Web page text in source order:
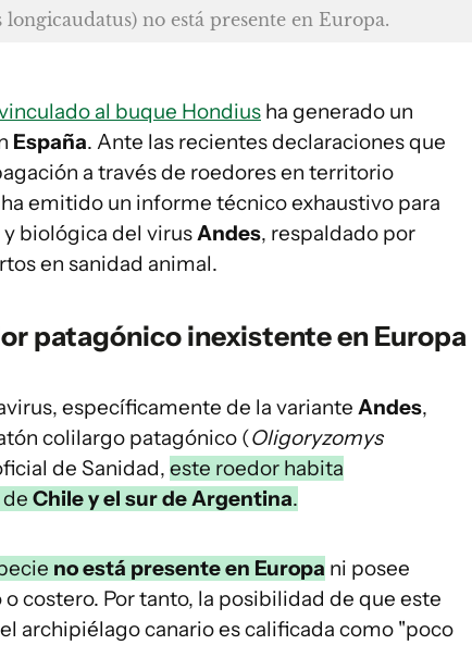
) no está presente en Europa.
al buque Hondius ha generado un
España. Ante las recientes declaraciones que
a través de roedores en territorio
ha emitido un informe técnico exhaustivo para
biológica del virusAndes, respaldado por
en sanidad animal.
patagónico inexistente en Europa
específicamente de la variante Andes,
colilargo patagónico (Oligoryzomys
de Sanidad, este roedor habita
Chile y el sur de Argentina.
no está presente en Europa ni posee
costero. Por tanto, la posibilidad de que este
archipiélago canario es calificada como "poco